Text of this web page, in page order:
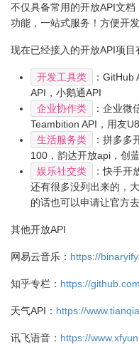
不仅具备常用的开放API文
功能，一站式服务！方便开
现在已经接入的开放API项目
开发工具类
：GitHub
API，小鹅通API
企业协作类
：企业微
Teambition API，用友
生活服务类
：拼多多
100，韵达开放api，创
娱乐社交类
：快手开
还有很多没列出来的，
的话也可以申请让官方去
其他开放API
网易云音乐： https://
知乎专栏： https://
天气API： https://
讯飞语音： https://